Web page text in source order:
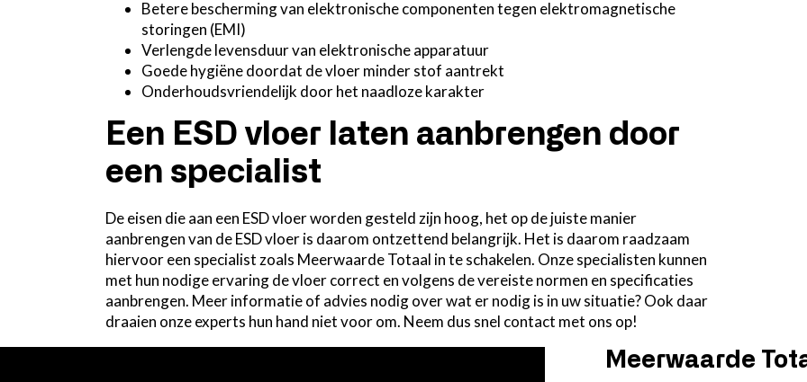
Betere bescherming van elektronische componenten tegen elektromagnetische
storingen (EMI)
Verlengde levensduur van elektronische apparatuur
Goede hygiëne doordat de vloer minder stof aantrekt
Onderhoudsvriendelijk door het naadloze karakter
Een ESD vloer laten aanbrengen door
een specialist
De eisen die aan een ESD vloer worden gesteld zijn hoog, het op de juiste manier
aanbrengen van de ESD vloer is daarom ontzettend belangrijk. Het is daarom raadzaam
hiervoor een specialist zoals Meerwaarde Totaal in te schakelen. Onze specialisten kunnen
met hun nodige ervaring de vloer correct en volgens de vereiste normen en specificaties
aanbrengen. Meer informatie of advies nodig over wat er nodig is in uw situatie? Ook daar
draaien onze experts hun hand niet voor om. Neem dus snel contact met ons op!
Meerwaarde